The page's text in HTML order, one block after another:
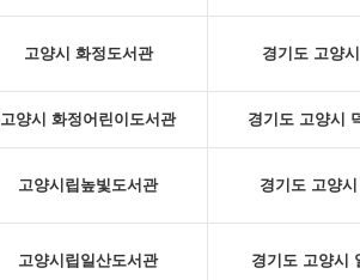
고양시 화정도서관 경기도 고양
고양시 화정어린이도서관 경기도 고양시
고양시립높빛도서관 경기도 고양
고양시립일산도서관 경기도 고양시